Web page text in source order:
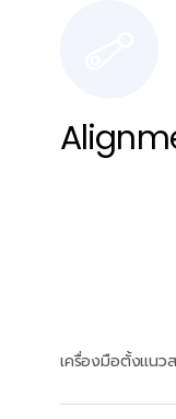
เครื่องมือตั้งแนว